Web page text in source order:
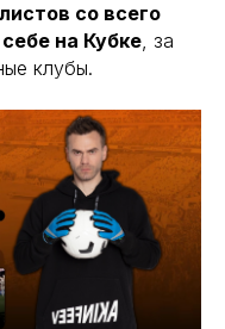
со всего
на Кубке, за
клубы.